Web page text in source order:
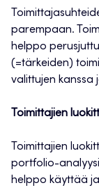
parempaan.
helppo
(=tärkeiden)
valittujen kanssa
Toimittajien
Toimittajien
portfolio-
helppo käyttää